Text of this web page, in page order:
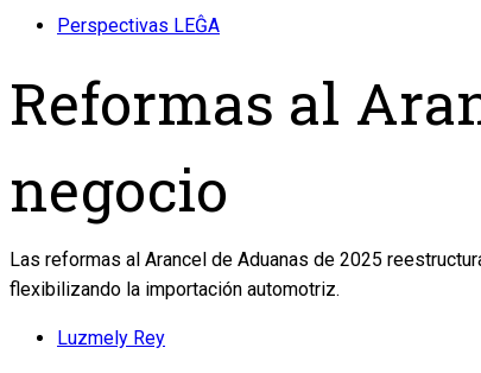
Perspectivas LEĜA
Reformas al
negocio
Las reformas al Arancel de Aduanas de 2025
flexibilizando la importación automotriz.
Luzmely Rey